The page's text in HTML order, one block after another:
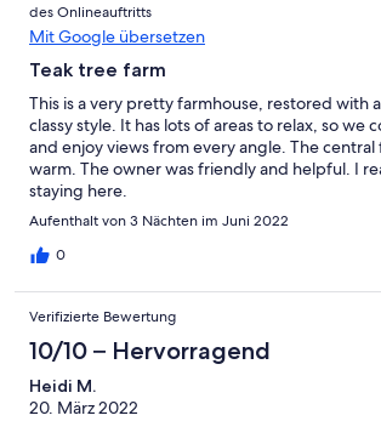
des Onlineauftritts
Mit Google übersetzen
Teak tree farm
This is a very pretty farmhouse, restored with
classy style. It has lots of areas to relax, so we
and enjoy views from every angle. The
warm. The owner was friendly and helpful. I
staying here.
Aufenthalt von 3 Nächten im Juni 2022
0
Verifizierte Bewertung
10/10 – Hervorragend
Heidi M.
20. März 2022